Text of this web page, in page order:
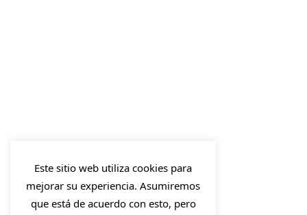
Este sitio web utiliza cookies para
mejorar su experiencia. Asumiremos
que está de acuerdo con esto, pero